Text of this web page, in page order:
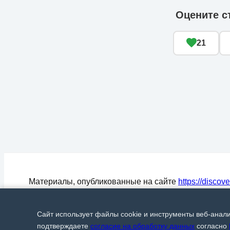
Оцените
21
Материалы, опубликованные на сайте https://
Discover24.ruобязательна.© Discover24, 2015-
Сайт использует файлы cookie и инструменты веб-
подтверждаете согласие на обработку данных согласно